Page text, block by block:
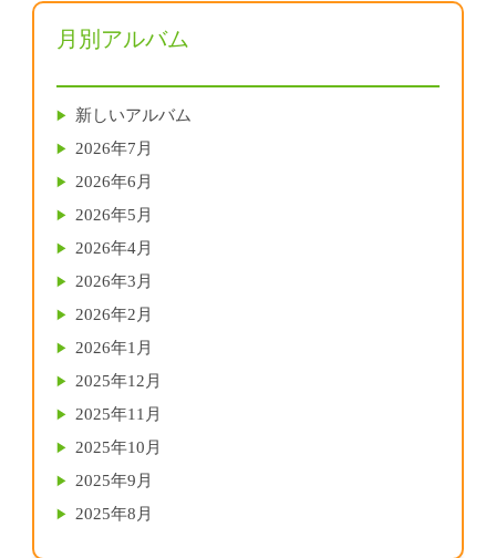
月別アルバム
新しいアルバム
2026年7月
2026年6月
2026年5月
2026年4月
2026年3月
2026年2月
2026年1月
2025年12月
2025年11月
2025年10月
2025年9月
2025年8月